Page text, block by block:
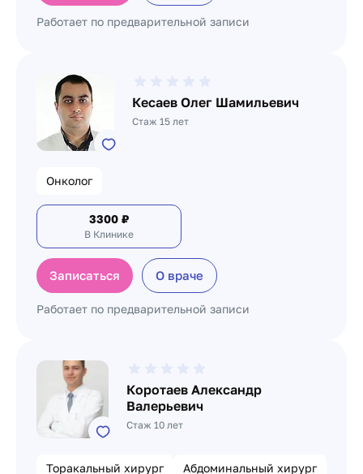
Работает по предварительной записи
Кесаев Олег Шамильевич
Стаж 15 лет
Онколог
3300 ₽
В Клинике
Записаться О враче
Работает по предварительной записи
Коротаев Александр
Валерьевич
Стаж 10 лет
Торакальный хирург Абдоминальный хирург